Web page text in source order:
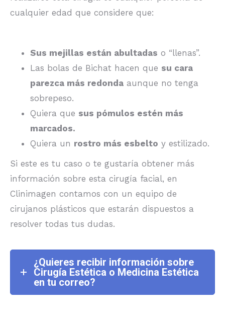
cualquier edad que considere que:
Sus mejillas están abultadas o “llenas”.
Las bolas de Bichat hacen que su cara
parezca más redonda aunque no tenga
sobrepeso.
Quiera que sus pómulos estén más
marcados.
Quiera un rostro más esbelto y estilizado.
Si este es tu caso o te gustaría obtener más
información sobre esta cirugía facial, en
Clinimagen contamos con un equipo de
cirujanos plásticos que estarán dispuestos a
resolver todas tus dudas.
¿Quieres recibir información sobre
Cirugía Estética o Medicina Estética
en tu correo?